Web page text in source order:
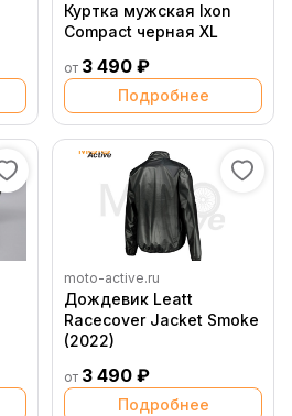
Куртка мужская Ixon
Compact черная XL
от 3 490 ₽
Подробнее
moto-active.ru
Дождевик Leatt
Racecover Jacket Smoke
(2022)
от 3 490 ₽
Подробнее